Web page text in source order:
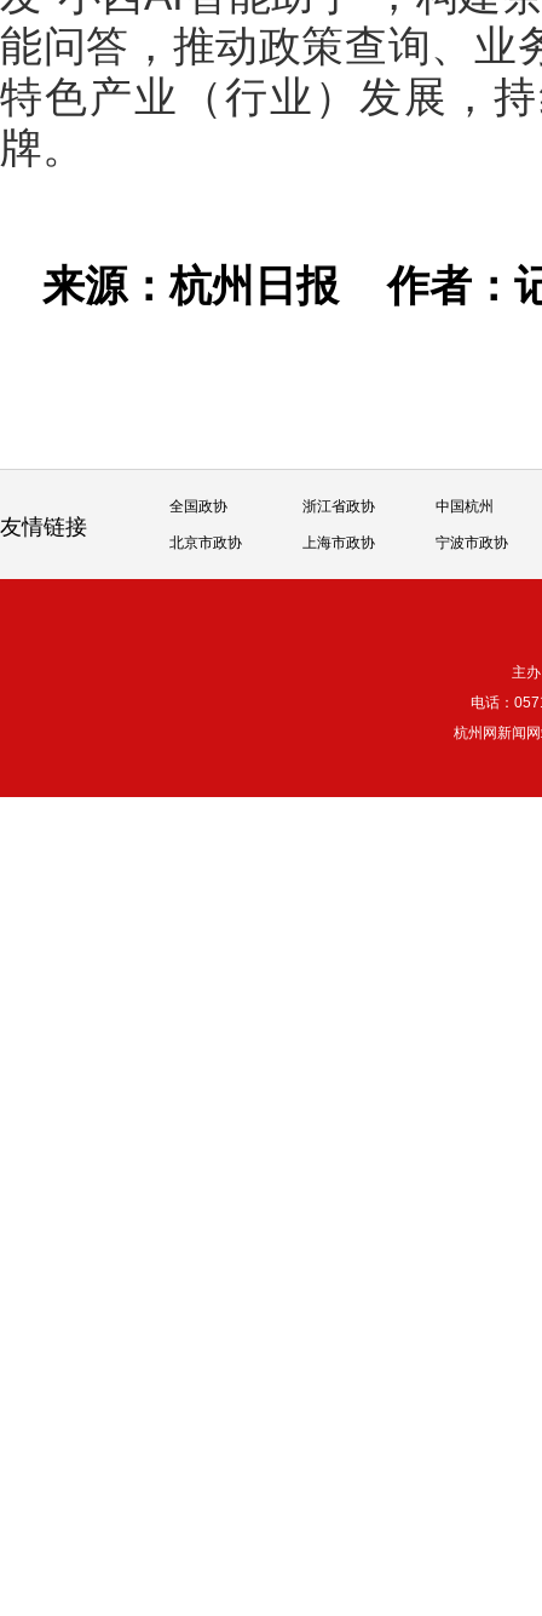
能问答，推动政策查询、业
特色产业（行业）发展，
牌。
来源：杭州日报作者：
友情链接
全国政协 浙江省政协 中国杭州
北京市政协 上海市政协 宁波市政协
主
电话：
杭州网新闻